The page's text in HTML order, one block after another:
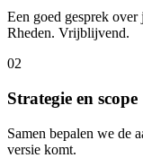
Een goed gesprek
Rheden. Vrijblijvend.
02
Strategie en scope
Samen bepalen we de
versie komt.